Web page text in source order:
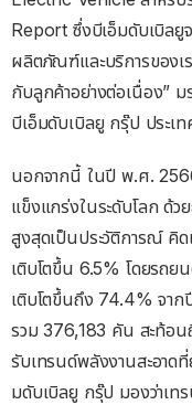
Report ซึ่งบีเอ็มดับเบิลยู
ผลิตภัณฑ์และบริการของเ
กับลูกค้าอย่างต่อเนื่อง” ม
บีเอ็มดับเบิลยู กรุ๊ป ประเท
นอกจากนี้ ในปี พ.ศ.
แข็งแกร่งในระดับโลก ด้ว
สูงสุดเป็นประวัติการณ์ คิ
เติบโตขึ้น 6.5% โดยรถ
เติบโตขึ้นถึง 74.4% จา
รวม 376,183 คัน สะท้อน
รับเทรนด์พลังงานสะอาด
มดับเบิลยู กรุ๊ป มองว่าเท